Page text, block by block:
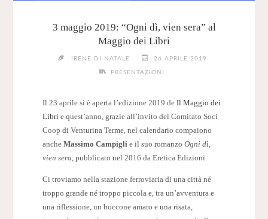
3 maggio 2019: “Ogni dì, vien sera” al
Maggio dei Libri
IRENE DI NATALE 26 APRILE 2019
PRESENTAZIONI
Il 23 aprile si è aperta l’edizione 2019 de Il Maggio dei
Librie quest’anno, grazie all’invito del Comitato Soci
Coop di Venturina Terme, nel calendario compaiono
anche Massimo Campiglie il suo romanzo Ogni dì,
vien sera, pubblicato nel 2016 da Eretica Edizioni.
Ci troviamo nella stazione ferroviaria di una città né
troppo grande né troppo piccola e, tra un’avventura e
una riflessione, un boccone amaro e una risata,